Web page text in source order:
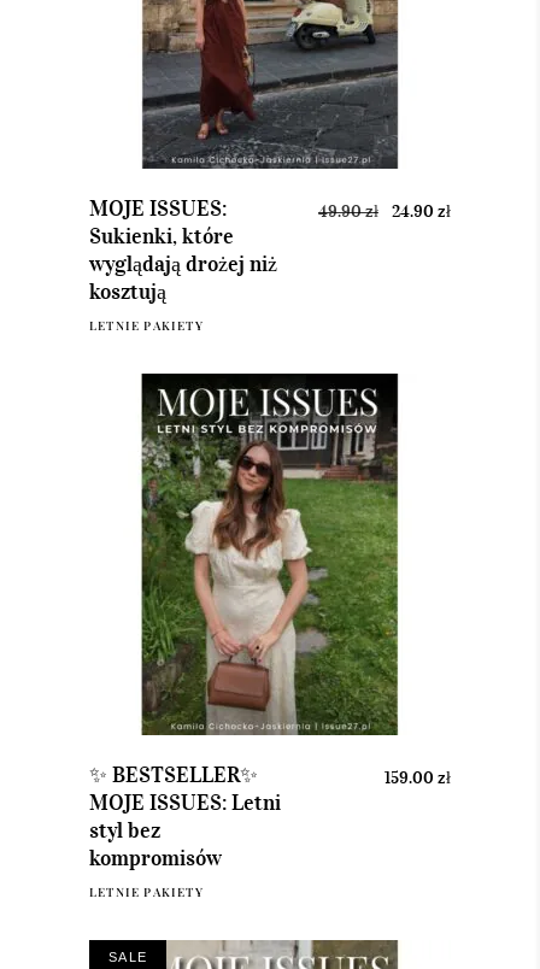
DODAJ DO KOSZYKA
MOJE ISSUES:
Sukienki, które
wyglądają drożej niż
kosztują
49.90zł 24.90 zł
LETNIE PAKIETY
DODAJ DO KOSZYKA
✨ BESTSELLER✨
MOJE ISSUES: Letni
styl bez
kompromisów
159.00 zł
LETNIE PAKIETY
SALE